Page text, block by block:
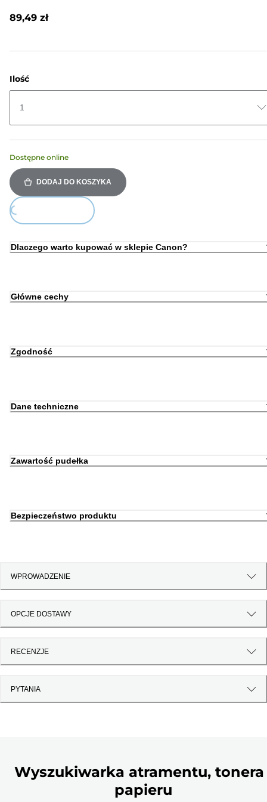
89,49 zł
Ilość
1
Dostępne online
DODAJ DO KOSZYKA
Dlaczego warto kupować w sklepie Canon?
Główne cechy
Zgodność
Dane techniczne
Zawartość pudełka
Bezpieczeństwo produktu
WPROWADZENIE
OPCJE DOSTAWY
RECENZJE
PYTANIA
Wyszukiwarka atramentu, tonera
papieru